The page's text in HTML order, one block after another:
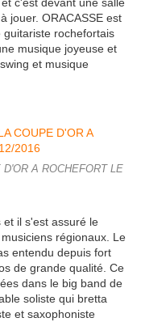
jouer. ORACASSE est
rochefortais
musique joyeuse et
et musique
A ROCHEFORT LE
et il s'est assuré le
régionaux. Le
entendu depuis fort
de grande qualité. Ce
dans le big band de
soliste qui bretta
et saxophoniste